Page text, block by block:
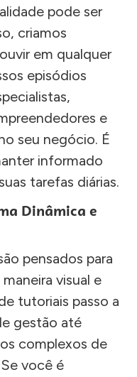
pode ser
criamos
em qualquer
episódios
e
seu negócio. É
informado
tarefas diárias.
Dinâmica e
pensados para
visual e
tutoriais passo a
gestão até
complexos de
você é